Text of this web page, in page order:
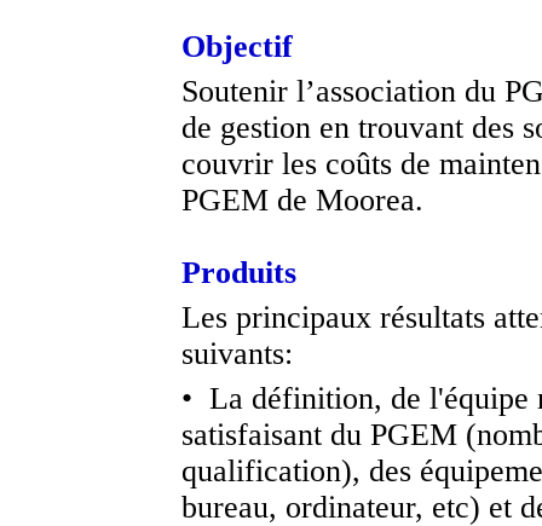
Objectif
Soutenir l’association du
de gestion en trouvant des
couvrir les coûts de
PGEM de Moorea.
Produits
Les principaux résultats
suivants:
• La définition, de l'équipe
satisfaisant du PGEM
qualification), des
bureau, ordinateur, etc) et